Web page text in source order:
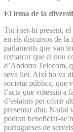
El lema de la
Tot i ser-hi present,
en els discursos de la
parlaments que van
remarcar que el nou
d’Andorra Telecom,
seva llei. Així ho va
societat pública, que
l’acte que votessin a
d’estatuts per oferir
presentar ahir. Nadal
podran beneficiar-
portugueses de